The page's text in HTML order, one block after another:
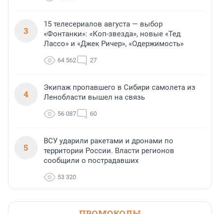
3
15 телесериалов августа — выбор
«Фонтанки»: «Коп-звезда», новые «Тед
Лассо» и «Джек Ричер», «Одержимость»
64 562 27
4
Экипаж пропавшего в Сибири самолета из
Ленобласти вышел на связь
56 087 60
5
ВСУ ударили ракетами и дронами по
территории России. Власти регионов
сообщили о пострадавших
53 320